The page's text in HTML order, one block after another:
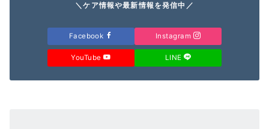
＼ケア情報や最新情報を発信中／
Facebook Instagram
YouTube LINE